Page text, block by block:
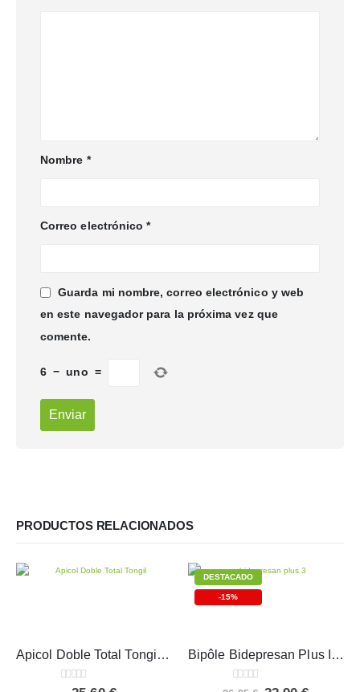
Nombre *
Correo electrónico*
Guarda mi nombre, correo electrónico y web
en este navegador para la próxima vez que
comente.
6 − uno =
PRODUCTOS RELACIONADOS
Apicol Doble Total Tongil 14 viales
DESTACADO
-15%
Bipôle Bidepresan Plus Intersa 20 ampollas